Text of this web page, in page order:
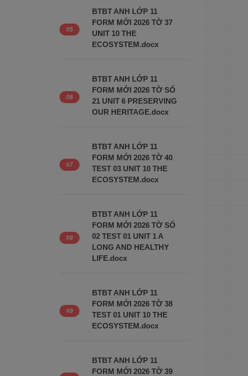
BTBT ANH LỚP 11
FORM MỚI 2026 TỜ 37
UNIT 10 THE
ECOSYSTEM.docx
BTBT ANH LỚP 11
FORM MỚI 2026 TỜ SỐ
21 UNIT 6 PRESERVING
OUR HERITAGE.docx
BTBT ANH LỚP 11
FORM MỚI 2026 TỜ 40
TEST 03 UNIT 10 THE
ECOSYSTEM.docx
BTBT ANH LỚP 11
FORM MỚI 2026 TỜ SỐ
02 TEST 01 UNIT 1 A
LONG AND HEALTHY
LIFE.docx
BTBT ANH LỚP 11
FORM MỚI 2026 TỜ 38
TEST 01 UNIT 10 THE
ECOSYSTEM.docx
BTBT ANH LỚP 11
FORM MỚI 2026 TỜ 39